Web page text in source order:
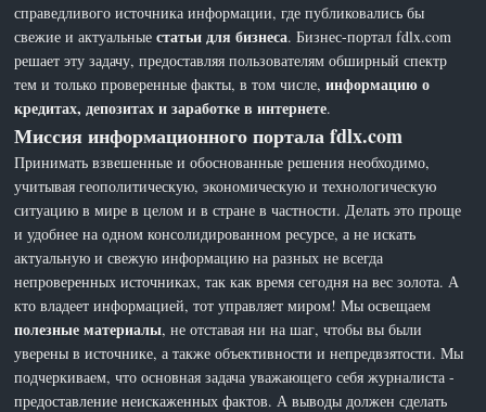
справедливого источника информации, где публиковались бы
свежие и актуальныестатьи для бизнеса. Бизнес-портал fdlx.com
решает эту задачу, предоставляя пользователям обширный спектр
тем и только проверенные факты, в том числе,информацию о
кредитах, депозитах и заработке в интернете.
Миссия информационного портала fdlx.com
Принимать взвешенные и обоснованные решения необходимо,
учитывая геополитическую, экономическую и технологическую
ситуацию в мире в целом и в стране в частности. Делать это проще
и удобнее на одном консолидированном ресурсе, а не искать
актуальную и свежую информацию на разных не всегда
непроверенных источниках, так как время сегодня на вес золота. А
кто владеет информацией, тот управляет миром! Мы освещаем
полезные материалы, не отставая ни на шаг, чтобы вы были
уверены в источнике, а также объективности и непредвзятости. Мы
подчеркиваем, что основная задача уважающего себя журналиста -
предоставление неискаженных фактов. А выводы должен сделать